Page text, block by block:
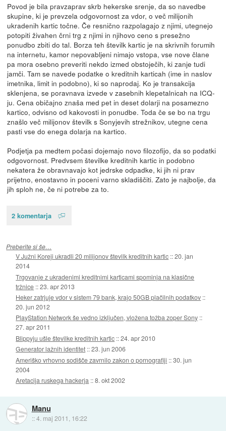
Povod je bila pravzaprav skrb hekerske srenje, da so navedbe
skupine, ki je prevzela odgovornost za vdor, o več milijonih
ukradenih kartic točne. Če resnično razpolagajo z njimi, utegnejo
potopiti živahen črni trg z njimi in njihovo ceno s presežno
ponudbo zbiti do tal. Borza teh številk kartic je na skrivnih forumih
na internetu, kamor nepovabljeni nimajo vstopa, vse nove člane
pa mora osebno preveriti nekdo izmed obstoječih, ki zanje tudi
jamči. Tam se navede podatke o kreditnih karticah (ime in naslov
imetnika, limit in podobno), ki so naprodaj. Ko je transakcija
sklenjena, se poravnava izvede v zasebnih klepetalnicah na ICQ-
ju. Cena običajno znaša med pet in deset dolarji na posamezno
kartico, odvisno od kakovosti in ponudbe. Toda če se bo na trgu
znašlo več milijonov številk s Sonyjevih strežnikov, utegne cena
pasti vse do enega dolarja na kartico.
Podjetja pa medtem počasi dojemajo novo filozofijo, da so podatki
odgovornost. Predvsem številke kreditnih kartic in podobno
nekatera že obravnavajo kot jedrske odpadke, ki jih ni prav
prijetno, enostavno in poceni varno skladiščiti. Zato je najbolje, da
jih sploh ne, če ni potrebe za to.
2 komentarja
Preberite si še…
V Južni Koreji ukradli 20 milijonov številk kreditnih kartic ::20. jan
2014
Trgovanje z ukradenimi kreditnimi karticami spominja na klasične
tržnice ::23. apr 2013
Heker zatrjuje vdor v sistem 79 bank, krajo 50GB plačilnih podatkov ::
20. jun 2012
PlayStation Network še vedno izključen, vložena tožba zoper Sony ::
27. apr 2011
Blippyju ušle številke kreditnih kartic ::24. apr 2010
Generator lažnih identitet ::23. jun 2006
Ameriško vrhovno sodišče zavrnilo zakon o pornografiji ::30. jun
2004
Aretacija ruskega hackerja ::8. okt 2002
Manu
::4. maj 2011, 16:22